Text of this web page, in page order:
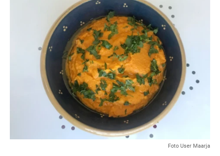
Foto User Maarja